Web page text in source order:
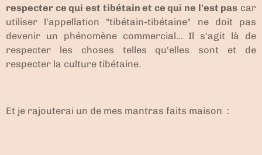
respecter ce qui est tibétain et ce qui ne l'est pas car
utiliser l'appellation "tibétain-tibétaine" ne doit pas
devenir un phénomène commercial... Il s'agit là de
respecter les choses telles qu'elles sont et de
respecter la culture tibétaine.
Et je rajouterai un de mes mantras faits maison :